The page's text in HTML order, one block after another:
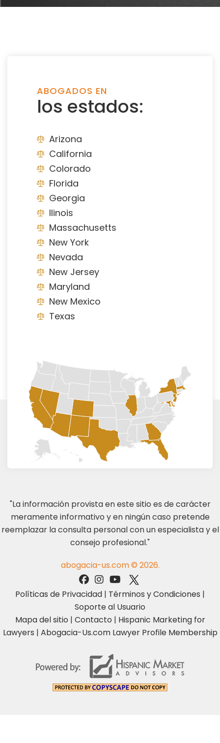
ABOGADOS EN
los estados:
Arizona
California
Colorado
Florida
Georgia
Ilinois
Massachusetts
New York
Nevada
New Jersey
Maryland
New Mexico
Texas
"La información provista en este sitio es de carácter
meramente informativo y en ningún caso pretende
reemplazar la consulta personal con un especialista y el
consejo profesional."
abogacia-us.com © 2026.
Políticas de Privacidad | Términos y Condiciones |
Soporte al Usuario
Mapa del sitio | Contacto | Hispanic Marketing for
Lawyers | Abogacia-Us.com Lawyer Profile Membership